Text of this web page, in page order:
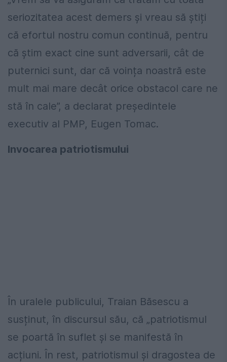
seriozitatea acest demers și vreau să știți
că efortul nostru comun continuă, pentru
că știm exact cine sunt adversarii, cât de
puternici sunt, dar că voința noastră este
mult mai mare decât orice obstacol care ne
stă în cale”, a declarat președintele
executiv al PMP, Eugen Tomac.
Invocarea patriotismului
În uralele publicului, Traian Băsescu a
susținut, în discursul său, că „patriotismul
se poartă în suflet și se manifestă în
acțiuni. În rest, patriotismul și dragostea de